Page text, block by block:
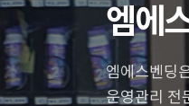
엠에
엠에스벤딩
운영관리 전